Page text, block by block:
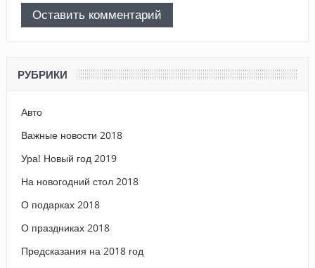
РУБРИКИ
Авто
Важные новости 2018
Ура! Новый год 2019
На новогодний стол 2018
О подарках 2018
О праздниках 2018
Предсказания на 2018 год